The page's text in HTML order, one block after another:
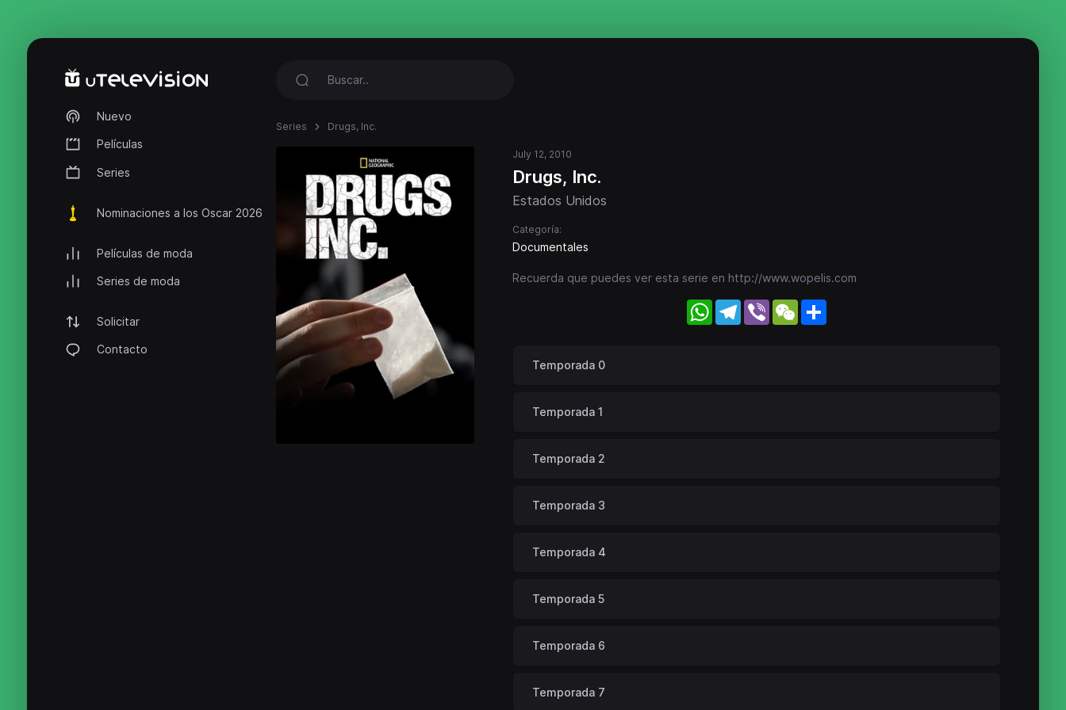
Nuevo
Películas
Series
Nominaciones a los Oscar 2026
Películas de moda
Series de moda
Solicitar
Contacto
Series Drugs, Inc.
July 12, 2010
Drugs, Inc.
Estados Unidos
Categoría:
Documentales
Recuerda que puedes ver esta serie en http://www.wopelis.com
WhatsApp
Telegram
Viber WeChat
Temporada 0
Temporada 1
Temporada 2
Temporada 3
Temporada 4
Temporada 5
Temporada 6
Temporada 7